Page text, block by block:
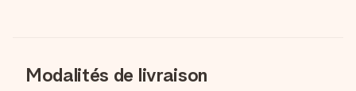
Modalités de livraison